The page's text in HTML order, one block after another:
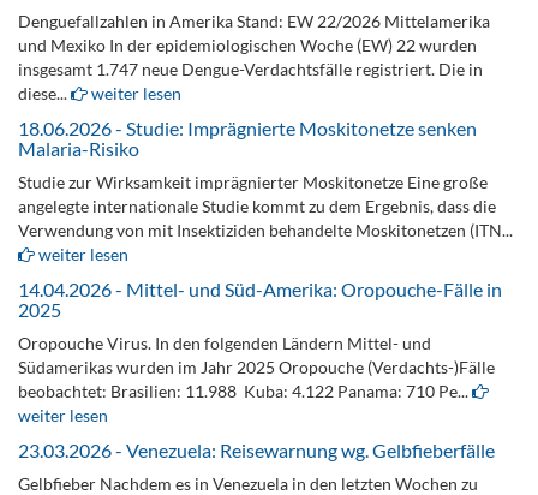
Denguefallzahlen in Amerika Stand: EW 22/2026 Mittelamerika
und Mexiko In der epidemiologischen Woche (EW) 22 wurden
insgesamt 1.747 neue Dengue-Verdachtsfälle registriert. Die in
diese...
weiter lesen
18.06.2026 - Studie: Imprägnierte Moskitonetze senken
Malaria-Risiko
Studie zur Wirksamkeit imprägnierter Moskitonetze Eine große
angelegte internationale Studie kommt zu dem Ergebnis, dass die
Verwendung von mit Insektiziden behandelte Moskitonetzen (ITN...
weiter lesen
14.04.2026 - Mittel- und Süd-Amerika: Oropouche-Fälle in
2025
Oropouche Virus. In den folgenden Ländern Mittel- und
Südamerikas wurden im Jahr 2025 Oropouche (Verdachts-)Fälle
beobachtet: Brasilien: 11.988 Kuba: 4.122 Panama: 710 Pe...
weiter lesen
23.03.2026 - Venezuela: Reisewarnung wg. Gelbfieberfälle
Gelbfieber Nachdem es in Venezuela in den letzten Wochen zu